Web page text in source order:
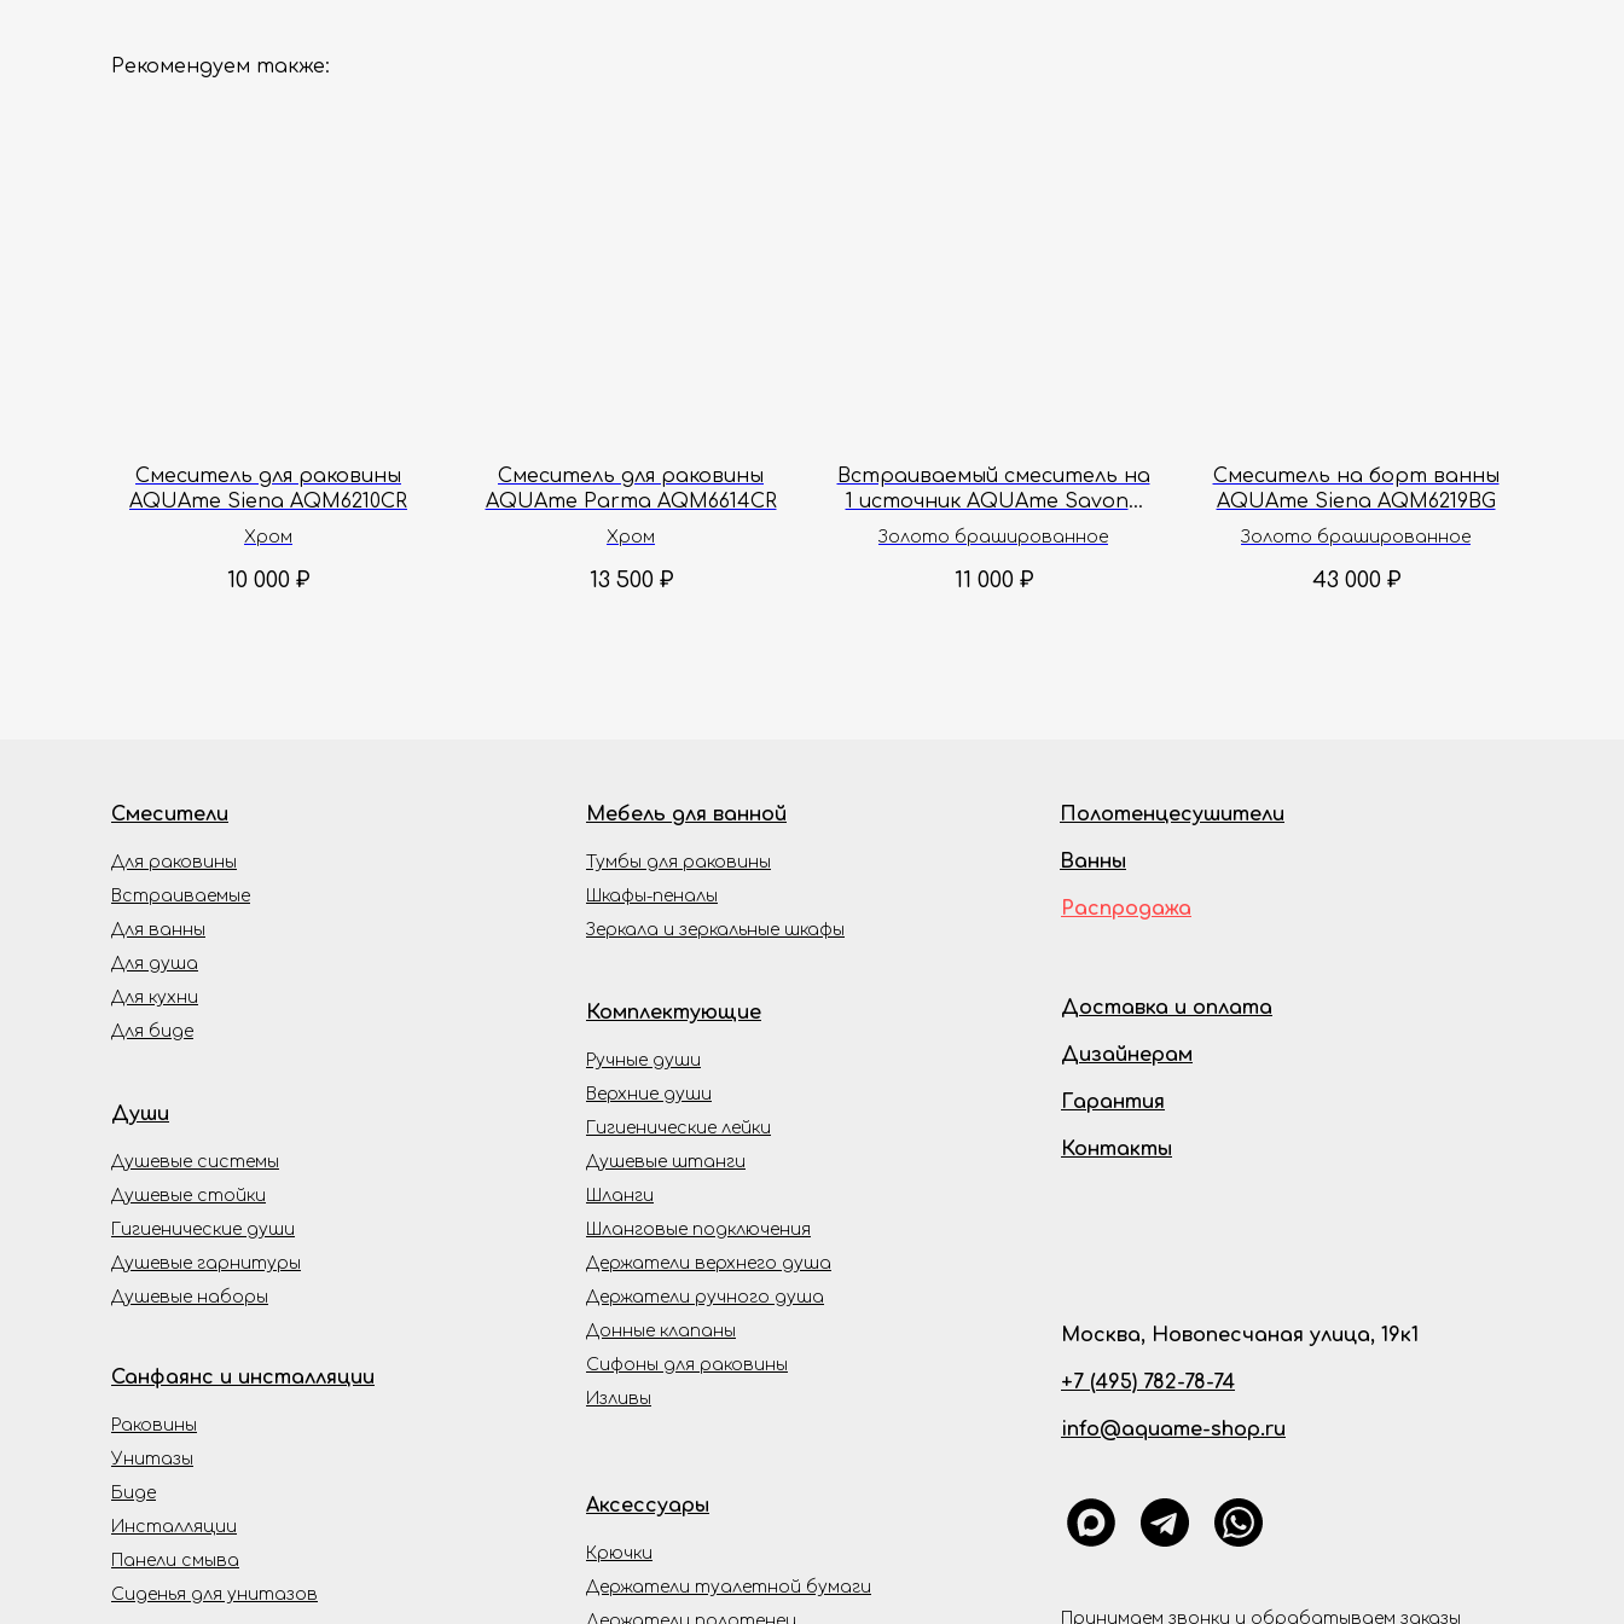
Рекомендуем также:
Смеситель для раковины
AQUAme Siena AQM6210CR
Хром
10 000 ₽
Смеситель для раковины
AQUAme Parma AQM6614CR
Хром
13 500 ₽
Встраиваемый смеситель на
1 источник AQUAme Savona
AQM8807BG
Золото брашированное
11 000 ₽
Смеситель на борт ванны
AQUAme Siena AQM6219BG
Золото брашированное
43 000 ₽
Смесители
Души
Душевые гарнитуры
Душевые наборы
Душевые системы
Гигиенические души
Мебель для ванной
Тумбы для раковины
Шкафы-пеналы
Зеркала и зеркальные шкафы
Держатели туалетной бумаги
Крючки
Аксессуары
Встраиваемые
Для биде
Для кухни
Для ванны
Для душа
Для раковины
Комплектующие
Ручные души
Верхние души
Гигиенические лейки
Шланги
Дизайнерам
Доставка и оплата
Гарантия
Контакты
Душевые стойки
Шланговые подключения
Инсталляции
Панели смыва
Сиденья для унитазов
Биде
Унитазы
Раковины
Санфаянс и инсталляции
Распродажа
Полотенцесушители
Ванны
Держатели верхнего душа
Держатели ручного душа
Донные клапаны
Сифоны для раковины
Изливы
Душевые штанги
Москва, Новопесчаная улица, 19к1
+7 (495) 782-78-74
info@aquame-shop.ru
Принимаем звонки и обрабатываем заказы